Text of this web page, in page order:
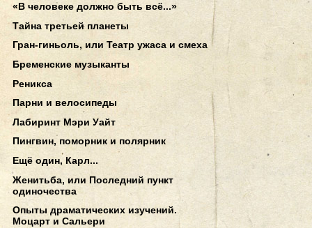
«В человеке должно быть всё...»
Тайна третьей планеты
Гран-гиньоль, или Театр ужаса и смеха
Бременские музыканты
Реникса
Парни и велосипеды
Лабиринт Мэри Уайт
Пингвин, поморник и полярник
Ещё один, Карл...
Женитьба, или Последний пункт
одиночества
Опыты драматических изучений.
Моцарт и Сальери